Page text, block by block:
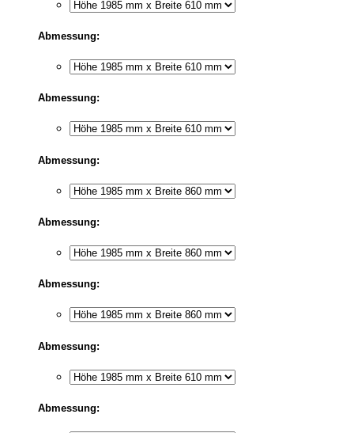
Abmessung:
Abmessung:
Abmessung:
Abmessung:
Abmessung:
Abmessung:
Abmessung: